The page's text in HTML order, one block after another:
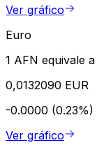
Ver gráfico
Euro
1 AFN equivale a
0,0132090 EUR
-0.0000 (0.23%)
Ver gráfico